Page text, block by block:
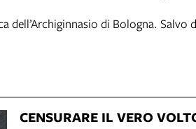
di Bologna.
CENSURARE IL VERO